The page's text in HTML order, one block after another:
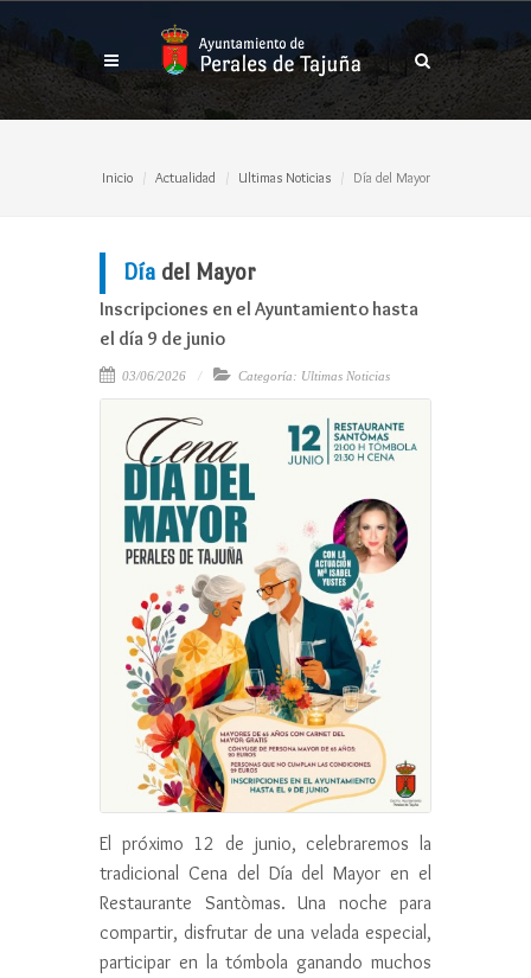
Inicio Actualidad Ultimas Noticias Día del Mayor
Día del Mayor
Inscripciones en el Ayuntamiento hasta
el día 9 de junio
03/06/2026 Categoría: Ultimas Noticias
El próximo 12 de junio, celebraremos la
tradicional Cena del Día del Mayor en el
Restaurante Santòmas. Una noche para
compartir, disfrutar de una velada especial,
participar en la tómbola ganando muchos